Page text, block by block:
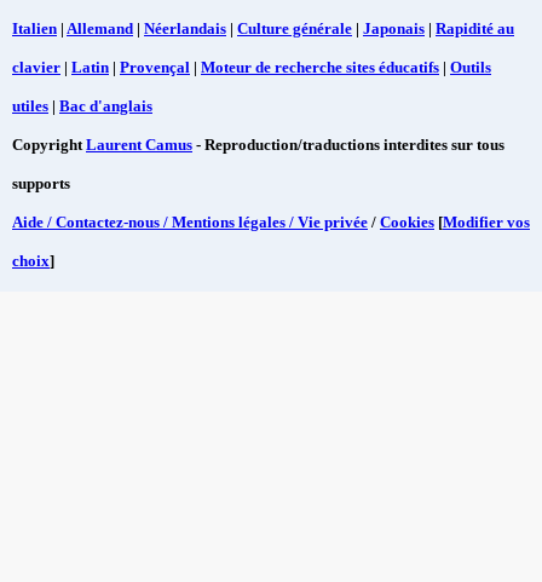
Italien | Allemand | Néerlandais | Culture générale | Japonais | Rapidité au
clavier | Latin | Provençal | Moteur de recherche sites éducatifs | Outils
utiles | Bac d'anglais
CopyrightLaurent Camus - Reproduction/traductions interdites sur tous
supports
Aide / Contactez-nous / Mentions légales / Vie privée / Cookies [Modifier vos
choix]